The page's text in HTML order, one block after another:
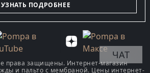
УЗНАТЬ ПОДРОБНЕЕ
права защищены. Интернет-магазин
и пальто с мембраной. Цены интернет-
ЧАТ